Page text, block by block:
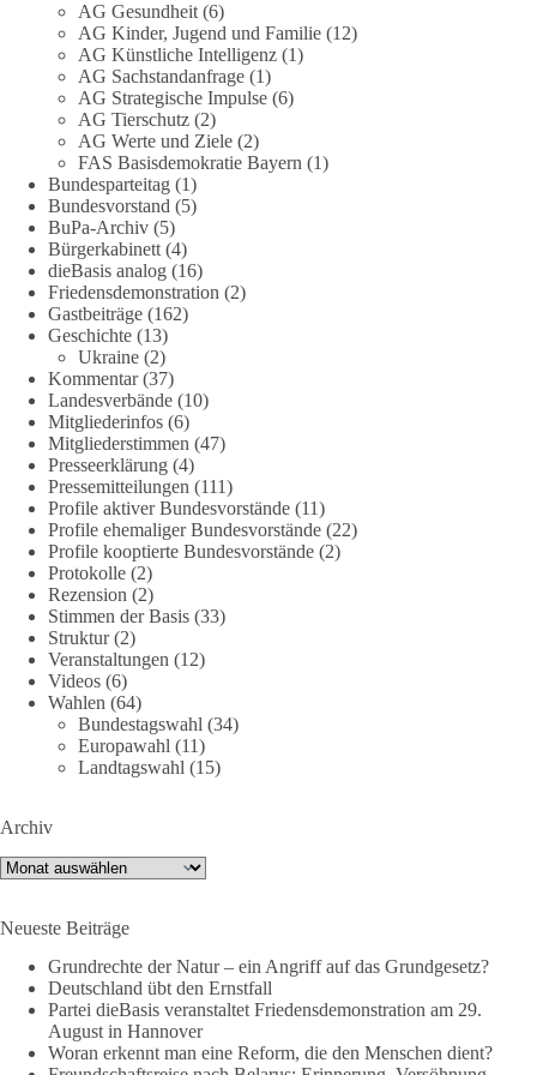
#dieBasis #hamburg #demokratiegespräch #bürgerdialog
9 21
DieBasis
1 Tag zuvor
🕊 dieBasis Friedensdemo inklusive Umzug
Lasst uns gemeinsam die Kriege in der Ukraine und in Gaza
stoppen!
📅 Wann: Samstag, 29.08.2026, ab 14 Uhr
📍 Wo: Hannover, Opernplatz
ℹ️ Versammlung von dieBasis
🪧 Mehr Infos und warum auch du dich beteiligen solltest:
http://dieBasis.de/friedensdemo
🟩🟩🟦🟦🟥🟥🟧🟧
Friedensfähig statt kriegstüchtig
Wir stehen für
⚠️ Sofortigen Stopp aller Waffenlieferungen ins Ausland,
zumindest in Kriegsgebiete
⚠️ Beteiligung an humanitärer Hilfe für alle Kriegsopfer
⚠️ Aufruf zum sofortigen Waffenstillstand bzw. zu
⚠️ Einhaltung von Völkerrecht und UN-Charta
Mit dabei sind (Stand 9.7.26):
✅ Florian Pfaff, Mayor a.D. (Sprecher dieBasis AG Frieden)
✅ Michael Aggiliedis (AG Frieden der Partei dieBasis)
✅ Chris Barth (Klartext Rheinmain)
✅ Guy Dawson (Sänger)
✅ Nina Maleika (Sängerin, Moderatorin)
AG Gesundheit (6)
AG Kinder, Jugend und Familie (12)
AG Künstliche Intelligenz (1)
AG Sachstandanfrage (1)
AG Strategische Impulse (6)
AG Tierschutz (2)
AG Werte und Ziele (2)
FAS Basisdemokratie Bayern (1)
Bundesparteitag (1)
Bundesvorstand (5)
BuPa-Archiv (5)
Bürgerkabinett (4)
dieBasis analog (16)
Friedensdemonstration (2)
Gastbeiträge (162)
Geschichte (13)
Ukraine (2)
Kommentar(37)
Landesverbände (10)
Mitgliederinfos (6)
Mitgliederstimmen (47)
Presseerklärung (4)
Pressemitteilungen (111)
Profile aktiver Bundesvorstände (11)
Profile ehemaliger Bundesvorstände (22)
Profile kooptierte Bundesvorstände (2)
Protokolle (2)
Rezension (2)
Stimmen der Basis (33)
Struktur(2)
Veranstaltungen (12)
Videos (6)
Wahlen (64)
Bundestagswahl (34)
Europawahl (11)
Landtagswahl (15)
Archiv
Archiv
Neueste Beiträge
Grundrechte der Natur – ein Angriff auf das Grundgesetz?
Deutschland übt den Ernstfall
Partei dieBasis veranstaltet Friedensdemonstration am 29.
August in Hannover
Woran erkennt man eine Reform, die den Menschen dient?